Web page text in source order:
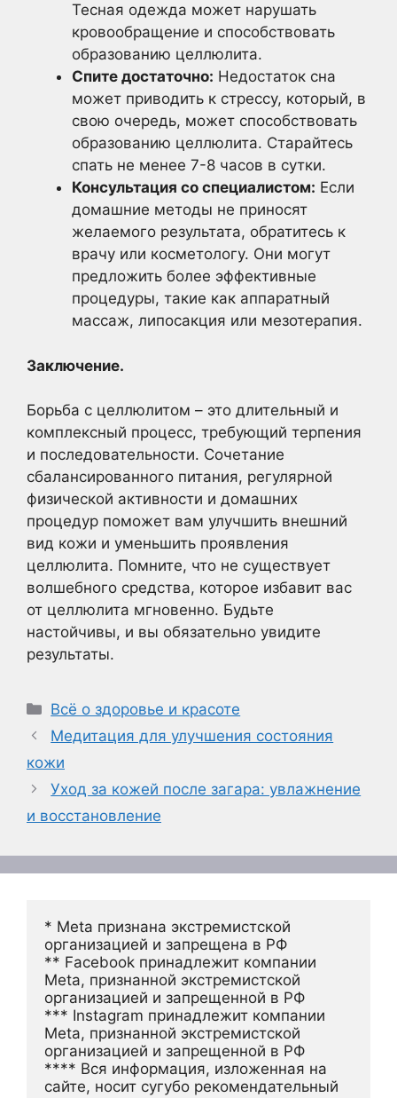
Тесная одежда может нарушать
кровообращение и способствовать
образованию целлюлита.
Спите достаточно: Недостаток сна
может приводить к стрессу, который, в
свою очередь, может способствовать
образованию целлюлита. Старайтесь
спать не менее 7-8 часов в сутки.
Консультация со специалистом: Если
домашние методы не приносят
желаемого результата, обратитесь к
врачу или косметологу. Они могут
предложить более эффективные
процедуры, такие как аппаратный
массаж, липосакция или мезотерапия.
Заключение.
Борьба с целлюлитом – это длительный и
комплексный процесс, требующий терпения
и последовательности. Сочетание
сбалансированного питания, регулярной
физической активности и домашних
процедур поможет вам улучшить внешний
вид кожи и уменьшить проявления
целлюлита. Помните, что не существует
волшебного средства, которое избавит вас
от целлюлита мгновенно. Будьте
настойчивы, и вы обязательно увидите
результаты.
Рубрики
Всё о здоровье и красоте
Медитация для улучшения состояния
кожи
Уход за кожей после загара: увлажнение
и восстановление
* Meta признана экстремистской
организацией и запрещена в РФ
** Facebook принадлежит компании
Meta, признанной экстремистской
организацией и запрещенной в РФ
*** Instagram принадлежит компании
Meta, признанной экстремистской
организацией и запрещенной в РФ
**** Вся информация, изложенная на
сайте, носит сугубо рекомендательный